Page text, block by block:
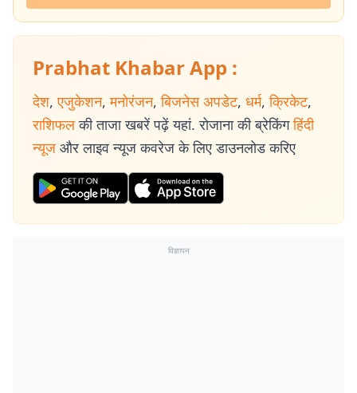
Prabhat Khabar App :
देश, एजुकेशन, मनोरंजन, बिजनेस अपडेट, धर्म, क्रिकेट,
राशिफल की ताजा खबरें पढ़ें यहां. रोजाना की ब्रेकिंग हिंदी
न्यूज और लाइव न्यूज कवरेज के लिए डाउनलोड करिए
विज्ञापन